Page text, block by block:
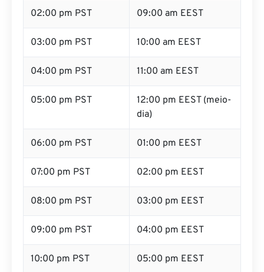
02:00 pm PST 09:00 am EEST
03:00 pm PST 10:00 am EEST
04:00 pm PST 11:00 am EEST
05:00 pm PST
12:00 pm EEST (meio-
dia)
06:00 pm PST 01:00 pm EEST
07:00 pm PST 02:00 pm EEST
08:00 pm PST 03:00 pm EEST
09:00 pm PST 04:00 pm EEST
10:00 pm PST 05:00 pm EEST